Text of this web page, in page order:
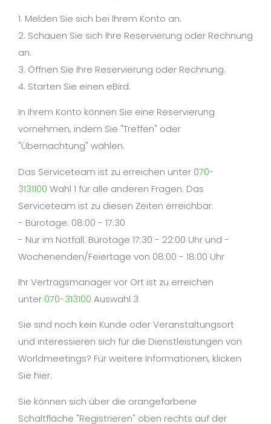
1. Melden Sie sich bei Ihrem Konto an.
2. Schauen Sie sich Ihre Reservierung oder Rechnung
an.
3. Öffnen Sie Ihre Reservierung oder Rechnung.
4. Starten Sie einen eBird.
In Ihrem Konto können Sie eine Reservierung
vornehmen, indem Sie "Treffen" oder
"Übernachtung" wählen.
Das Serviceteam ist zu erreichen unter 070-
3131100 Wahl 1 für alle anderen Fragen. Das
Serviceteam ist zu diesen Zeiten erreichbar:
- Bürotage: 08:00 - 17:30
- Nur im Notfall: Bürotage 17:30 - 22:00 Uhr und -
Wochenenden/Feiertage von 08:00 - 18:00 Uhr
Ihr Vertragsmanager vor Ort ist zu erreichen
unter 070-313100 Auswahl 3
Sie sind noch kein Kunde oder Veranstaltungsort
und interessieren sich für die Dienstleistungen von
Worldmeetings? Für weitere Informationen, klicken
Sie hier.
Sie können sich über die orangefarbene
Schaltfläche "Registrieren" oben rechts auf der